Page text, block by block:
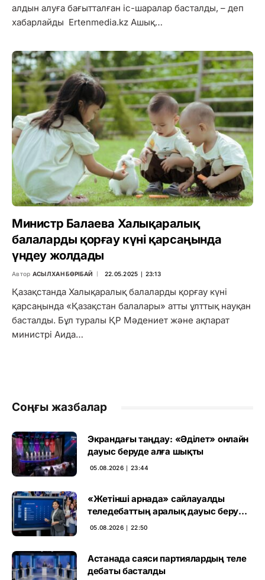
алдын алуға бағытталған іс-шаралар басталды, – деп
хабарлайды Ertenmedia.kz Ашық…
Министр Балаева Халықаралық
балаларды қорғау күні қарсаңында
үндеу жолдады
Автор АСЫЛХАН БӨРІБАЙ 22.05.2025 ∣ 23:13
Қазақстанда Халықаралық балаларды қорғау күні
қарсаңында «Қазақстан балалары» атты ұлттық науқан
басталды. Бұл туралы ҚР Мәдениет және ақпарат
министрі Аида…
Соңғы жазбалар
Экрандағы таңдау: «Әділет» онлайн
дауыс беруде алға шықты
05.08.2026 ∣ 23:44
«Жетінші арнада» сайлауалды
теледебаттың аралық дауыс беру
нәтижесі жарияланды
05.08.2026 ∣ 22:50
Астанада саяси партиялардың теле
дебаты басталды